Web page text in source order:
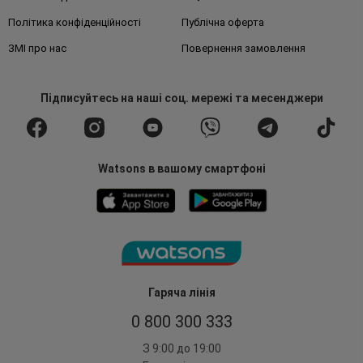
Гаряча лінія
0 800 300 333
З 9:00 до 19:00
Політика конфіденційності Публічна оферта
ЗМІ про нас Повернення замовлення
Підписуйтесьна наші соц. мережі та месенджери
Watsons в вашому смартфоні